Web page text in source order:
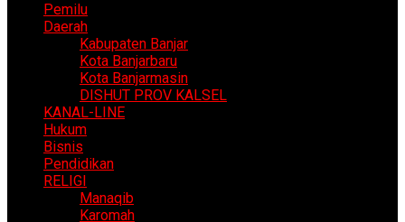
Pemilu
Daerah
Kabupaten Banjar
Kota Banjarbaru
Kota Banjarmasin
DISHUT PROV KALSEL
KANAL-LINE
Hukum
Bisnis
Pendidikan
RELIGI
Manaqib
Karomah